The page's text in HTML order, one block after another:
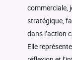
commerciale,
stratégique,
dans l’action
Elle